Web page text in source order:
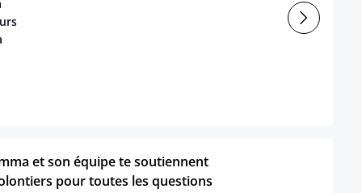
et son équipe te soutiennent
pour toutes les questions